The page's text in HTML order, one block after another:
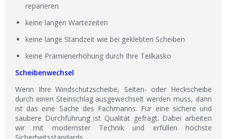
reparieren
keine langen Wartezeiten
keine lange Standzeit wie bei geklebten Scheiben
keine Prämienerhöhung durch Ihre Teilkasko
Scheibenwechsel
Wenn Ihre Windschutzscheibe, Seiten- oder Heckscheibe
durch einen Steinschlag ausgewechselt werden muss, dann
ist das eine Sache des Fachmanns. Für eine sichere und
saubere Durchführung ist Qualität gefragt. Dabei arbeiten
wir mit modernster Technik und erfüllen höchste